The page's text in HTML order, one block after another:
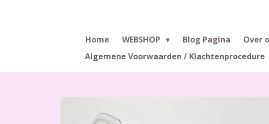
Home WEBSHOP Blog Pagina Over
Algemene Voorwaarden / Klachtenprocedure